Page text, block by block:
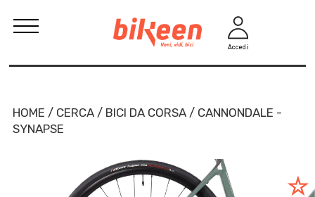
Accedi
HOME / CERCA / BICI DA CORSA / CANNONDALE -
SYNAPSE